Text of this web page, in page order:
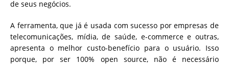
de seus negócios.
A ferramenta, que já é usada com sucesso por empresas de
telecomunicações, mídia, de saúde, e-commerce e outras,
apresenta o melhor custo-benefício para o usuário. Isso
porque, por ser 100% open source, não é necessário